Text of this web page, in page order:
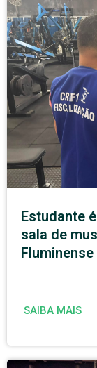
Estudante
sala de
Fluminense
SAIBA MAIS